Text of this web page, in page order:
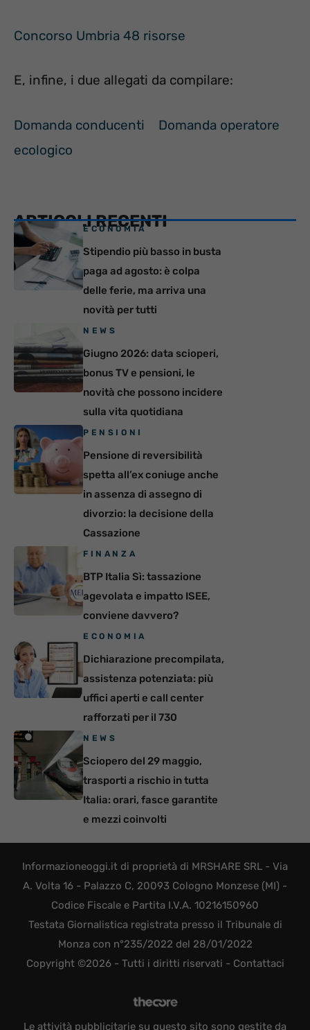
Concorso Umbria 48 risorse
E, infine, i due allegati da compilare:
Domanda conducenti
Domanda operatore
ecologico
ARTICOLI RECENTI
ECONOMIA
Stipendio più basso in busta
paga ad agosto: è colpa
delle ferie, ma arriva una
novità per tutti
NEWS
Giugno 2026: data scioperi,
bonus TV e pensioni, le
novità che possono incidere
sulla vita quotidiana
PENSIONI
Pensione di reversibilità
spetta all’ex coniuge anche
in assenza di assegno di
divorzio: la decisione della
Cassazione
FINANZA
BTP Italia Sì: tassazione
agevolata e impatto ISEE,
conviene davvero?
ECONOMIA
Dichiarazione precompilata,
assistenza potenziata: più
uffici aperti e call center
rafforzati per il 730
NEWS
Sciopero del 29 maggio,
trasporti a rischio in tutta
Italia: orari, fasce garantite
e mezzi coinvolti
Informazioneoggi.it di proprietà di MRSHARE SRL - Via
A. Volta 16 - Palazzo C, 20093 Cologno Monzese (MI) -
Codice Fiscale e Partita I.V.A. 10216150960
Testata Giornalistica registrata presso il Tribunale di
Monza con n°235/2022 del 28/01/2022
Copyright ©2026 - Tutti i diritti riservati - Contattaci
Le attività pubblicitarie su questo sito sono gestite da